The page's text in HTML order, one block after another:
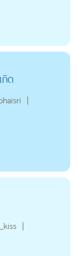
กิด
|
|